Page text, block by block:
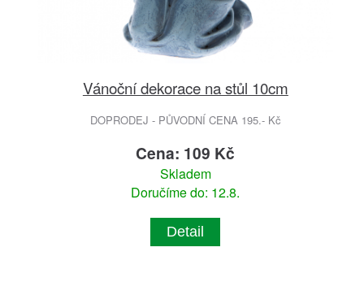
Vánoční dekorace na stůl 10cm
DOPRODEJ - PŮVODNÍ CENA 195.- Kč
Cena: 109 Kč
Skladem
Doručíme do: 12.8.
Detail